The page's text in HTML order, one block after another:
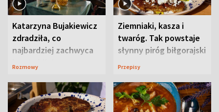
Katarzyna Bujakiewicz
zdradziła, co
najbardziej zachwyca
ją w Lublinie
Rozmowy
Ziemniaki, kasza i
twaróg. Tak powstaje
słynny piróg biłgorajski
Przepisy